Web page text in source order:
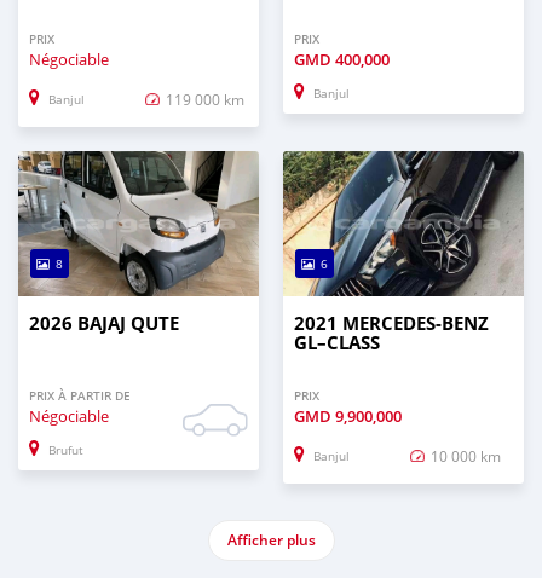
PRIX
Négociable
Banjul 119 000 km
PRIX
GMD 400,000
Banjul
8
2026 BAJAJ QUTE
PRIX À PARTIR DE
Négociable
Brufut
6
2021 MERCEDES‒BENZ
GL–CLASS
PRIX
GMD 9,900,000
Banjul 10 000 km
Afficher plus